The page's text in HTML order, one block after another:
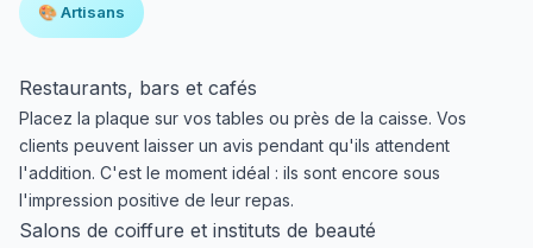
🎨 Artisans
Restaurants, bars et cafés
Placez la plaque sur vos tables ou près de la caisse. Vos
clients peuvent laisser un avis pendant qu'ils attendent
l'addition. C'est le moment idéal : ils sont encore sous
l'impression positive de leur repas.
Salons de coiffure et instituts de beauté